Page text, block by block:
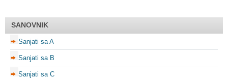
SANOVNIK
Sanjati sa A
Sanjati sa B
Sanjati sa C